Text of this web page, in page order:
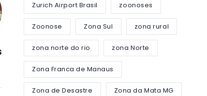
Zurich Airport Brasil zoonoses
Zoonose Zona Sul zona rural
zona norte do rio zona Norte
Zona Franca de Manaus
Zona de Desastre Zona da Mata MG